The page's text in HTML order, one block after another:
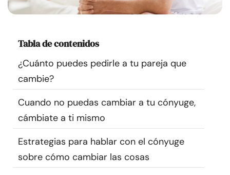
Comunidad
Encuentra un terapeuta
Idioma
Sobre nosotros
Publicidad con
nosotros
Tabla de contenidos
¿Cuánto puedes pedirle a tu pareja que
cambie?
Cuando no puedas cambiar a tu cónyuge,
cámbiate a ti mismo
Estrategias para hablar con el cónyuge
sobre cómo cambiar las cosas